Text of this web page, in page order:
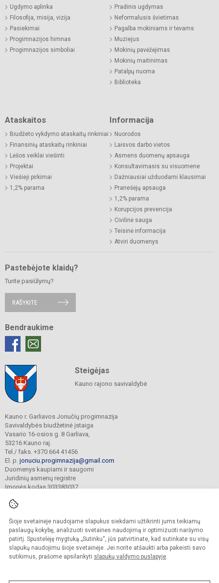
Šioje svetainėje naudojame slapukus siekdami užtikrinti jums teikiamų
paslaugų kokybę, analizuoti svetainės naudojimą ir optimizuoti naršymo
patirtį. Spustelėję mygtuką „Sutinku“, jūs patvirtinate, kad sutinkate su visų
slapukų naudojimu šioje svetainėje. Jei norite atšaukti arba pakeisti savo
sutikimus, prašome apsilankyti slapukų valdymo puslapyje.
Ugdymo aplinka
Filosofija, misija, vizija
Pasiekimai
Progimnazijos himnas
Progimnazijos simboliai
Pradinis ugdymas
Neformalusis švietimas
Pagalba mokiniams ir tėvams
Muziejus
Mokinių pavėžėjimas
Mokinių maitinimas
Patalpų nuoma
Biblioteka
Ataskaitos
Biudžeto vykdymo ataskaitų rinkiniai
Finansinių ataskaitų rinkiniai
Lėšos veiklai viešinti
Projektai
Viešieji pirkimai
1,2% parama
Informacija
Nuorodos
Laisvos darbo vietos
Asmens duomenų apsauga
Konsultavimasis su visuomene
Dažniausiai užduodami klausimai
Pranešėjų apsauga
1,2% parama
Korupcijos prevencija
Civilinė sauga
Teisinė informacija
Atviri duomenys
Pastebėjote klaidų?
Turite pasiūlymų?
RAŠYKITE
Bendraukime
Steigėjas
Kauno rajono savivaldybė
Kauno r. Garliavos Jonučių progimnazija
Savivaldybės biudžetinė įstaiga
Vasario 16-osios g. 8 Garliava,
53216 Kauno raj.
Tel./ faks. +370 664 41456
El. p. jonuciu.progimnazija@gmail.com
Duomenys kaupiami ir saugomi
Juridinių asmenų registre
Įmonės kodas 303383037
© 2023. Kauno r. Garliavos Jonučių progimnazija. Visos teisės saugomos.
Kopijuoti turinį be raštiško progimnazijos sutikimo griežtai draudžiama.
Prieinamumo paraiška Slapukų valdymas
Sumanus būdas atnaujinti